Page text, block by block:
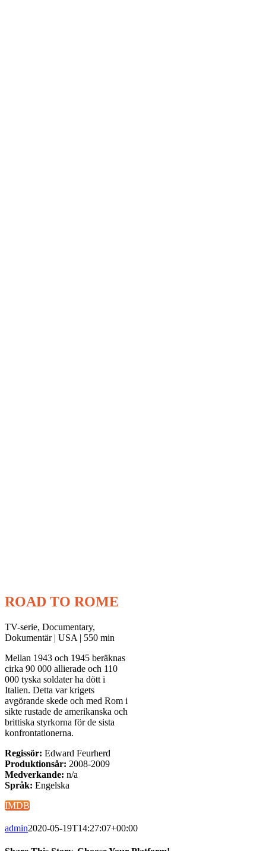
ROAD TO ROME
TV-serie, Documentary,
Dokumentär | USA | 550 min
Mellan 1943 och 1945 beräknas
cirka 90 000 allierade och 110
000 tyska soldater ha dött i
Italien. Detta var krigets
avgörande skede och med Rom i
sikte rustade de amerikanska och
brittiska styrkorna för de sista
konfrontationerna.
Regissör: Edward Feurherd
Produktionsår: 2008-2009
Medverkande: n/a
Språk: Engelska
IMDB
admin2020-05-19T14:27:07+00:00